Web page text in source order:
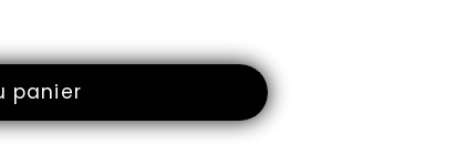
panier